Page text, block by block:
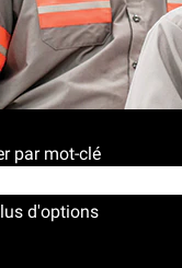
par mot-clé
d'options